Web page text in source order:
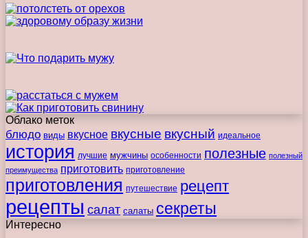
Облако меток
блюдо виды вкусное вкусные вкусный идеальное
история лучшие мужчины особенности полезные полезный
преимущества приготовить приготовление
приготовления путешествие рецепт
рецепты салат салаты секреты
Интересно